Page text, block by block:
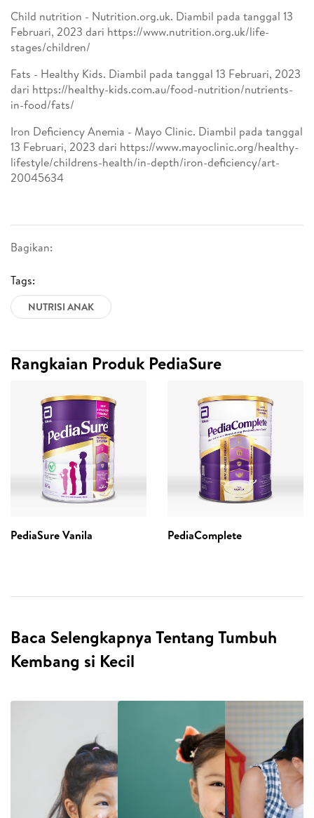
Bagikan:
Tags:
NUTRISI ANAK
Child nutrition - Nutrition.org.uk. Diambil pada tanggal 13
Februari, 2023 dari https://www.nutrition.org.uk/life-
stages/children/
Fats - Healthy Kids. Diambil pada tanggal 13 Februari, 2023
dari https://healthy-kids.com.au/food-nutrition/nutrients-
in-food/fats/
Iron Deficiency Anemia - Mayo Clinic. Diambil pada tanggal
13 Februari, 2023 dari https://www.mayoclinic.org/healthy-
lifestyle/childrens-health/in-depth/iron-deficiency/art-
20045634
Rangkaian Produk PediaSure
PediaSure Vanila PediaComplete
Baca Selengkapnya Tentang Tumbuh
Kembang si Kecil